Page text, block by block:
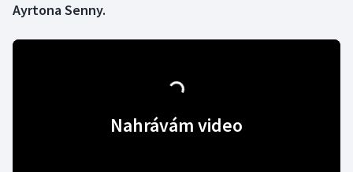
Dostihy
Ayrtona Senny.
Nahrávám video